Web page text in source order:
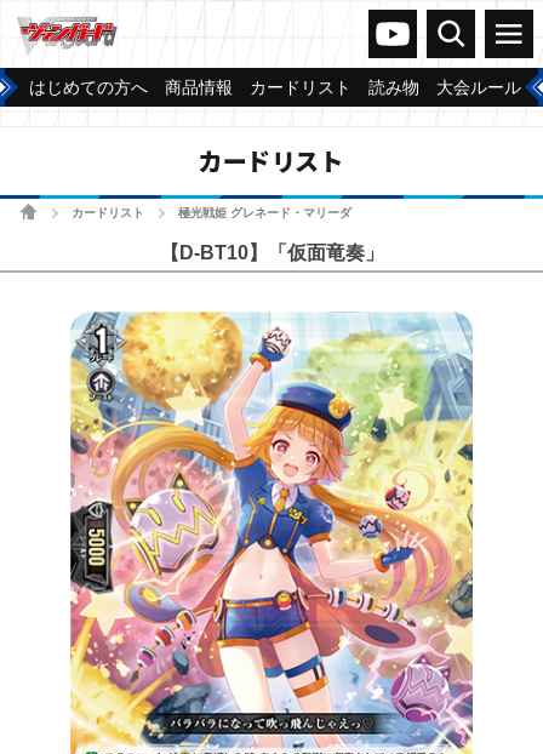
ヴァンガードch
検索 メニュー
はじめての方へ 商品情報 カードリスト 読み物 大会ルール
カードリスト
ホームカードリスト 極光戦姫 グレネード・マリーダ
【D-BT10】「仮面竜奏」